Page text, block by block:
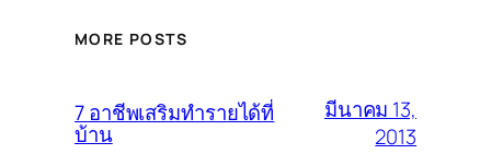
MORE POSTS
7 อาชีพเสริมทำรายได้ที่
บ้าน
มีนาคม 13,
2013